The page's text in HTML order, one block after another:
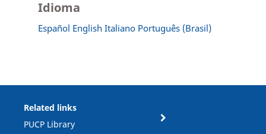
Idioma
Español English Italiano Português (Brasil)
Related links
PUCP Library